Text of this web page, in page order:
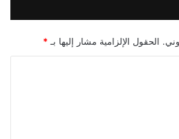
الحقول الإلزامية مشار إليها بـ *